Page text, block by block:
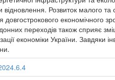
Розвиток малого та
економічного
переходів також сприяє
економіки України.